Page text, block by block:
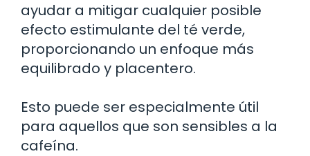
ayudar a mitigar cualquier posible
efecto estimulante del té verde,
proporcionando un enfoque más
equilibrado y placentero.
Esto puede ser especialmente útil
para aquellos que son sensibles a la
cafeína.